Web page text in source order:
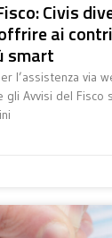
Civis
ai
smart
l’assistenza via
gli Avvisi del Fisco